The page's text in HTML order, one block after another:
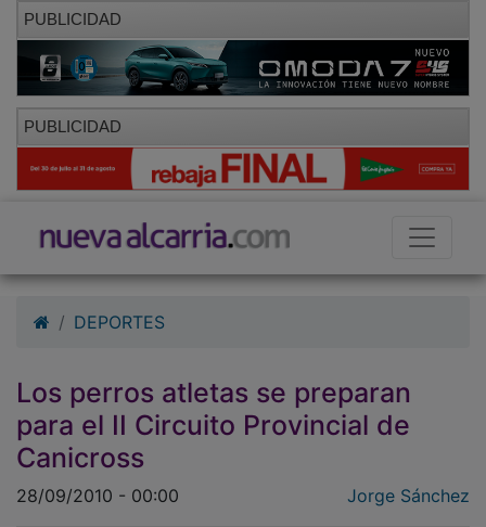
PUBLICIDAD
PUBLICIDAD
Los perros atletas se preparan
para el II Circuito Provincial de
Canicross